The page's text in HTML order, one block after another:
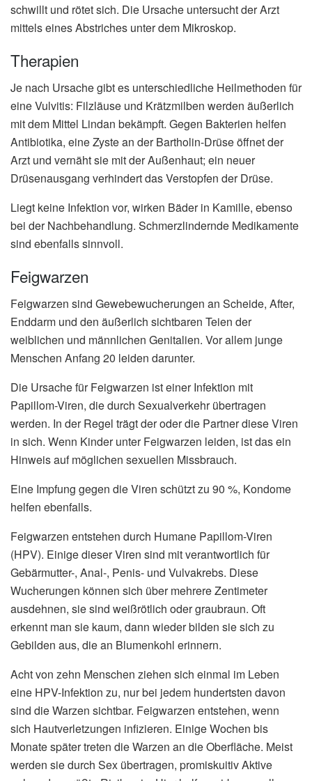
schwillt und rötet sich. Die Ursache untersucht der Arzt
mittels eines Abstriches unter dem Mikroskop.
Therapien
Je nach Ursache gibt es unterschiedliche Heilmethoden für
eine Vulvitis: Filzläuse und Krätzmilben werden äußerlich
mit dem Mittel Lindan bekämpft. Gegen Bakterien helfen
Antibiotika, eine Zyste an der Bartholin-Drüse öffnet der
Arzt und vernäht sie mit der Außenhaut; ein neuer
Drüsenausgang verhindert das Verstopfen der Drüse.
Liegt keine Infektion vor, wirken Bäder in Kamille, ebenso
bei der Nachbehandlung. Schmerzlindernde Medikamente
sind ebenfalls sinnvoll.
Feigwarzen
Feigwarzen sind Gewebewucherungen an Scheide, After,
Enddarm und den äußerlich sichtbaren Teien der
weiblichen und männlichen Genitalien. Vor allem junge
Menschen Anfang 20 leiden darunter.
Die Ursache für Feigwarzen ist einer Infektion mit
Papillom-Viren, die durch Sexualverkehr übertragen
werden. In der Regel trägt der oder die Partner diese Viren
in sich. Wenn Kinder unter Feigwarzen leiden, ist das ein
Hinweis auf möglichen sexuellen Missbrauch.
Eine Impfung gegen die Viren schützt zu 90 %, Kondome
helfen ebenfalls.
Feigwarzen entstehen durch Humane Papillom-Viren
(HPV). Einige dieser Viren sind mit verantwortlich für
Gebärmutter-, Anal-, Penis- und Vulvakrebs. Diese
Wucherungen können sich über mehrere Zentimeter
ausdehnen, sie sind weißrötlich oder graubraun. Oft
erkennt man sie kaum, dann wieder bilden sie sich zu
Gebilden aus, die an Blumenkohl erinnern.
Acht von zehn Menschen ziehen sich einmal im Leben
eine HPV-Infektion zu, nur bei jedem hundertsten davon
sind die Warzen sichtbar. Feigwarzen entstehen, wenn
sich Hautverletzungen infizieren. Einige Wochen bis
Monate später treten die Warzen an die Oberfläche. Meist
werden sie durch Sex übertragen, promiskuitiv Aktive